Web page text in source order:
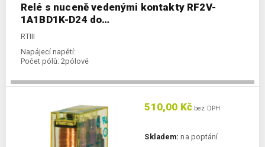
Relé s nuceně vedenými kontakty RF2V-
1A1BD1K-D24 do…
RTIII
Napájecí napětí:
Počet pólů: 2pólové
510,00 Kč bez DPH
Skladem: na poptání